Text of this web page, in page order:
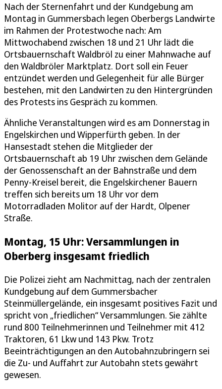
Nach der Sternenfahrt und der Kundgebung am
Montag in Gummersbach legen Oberbergs Landwirte
im Rahmen der Protestwoche nach: Am
Mittwochabend zwischen 18 und 21 Uhr lädt die
Ortsbauernschaft Waldbröl zu einer Mahnwache auf
den Waldbröler Marktplatz. Dort soll ein Feuer
entzündet werden und Gelegenheit für alle Bürger
bestehen, mit den Landwirten zu den Hintergründen
des Protests ins Gespräch zu kommen.
Ähnliche Veranstaltungen wird es am Donnerstag in
Engelskirchen und Wipperfürth geben. In der
Hansestadt stehen die Mitglieder der
Ortsbauernschaft ab 19 Uhr zwischen dem Gelände
der Genossenschaft an der Bahnstraße und dem
Penny-Kreisel bereit, die Engelskirchener Bauern
treffen sich bereits um 18 Uhr vor dem
Motorradladen Molitor auf der Hardt, Olpener
Straße.
Montag, 15 Uhr: Versammlungen in
Oberberg insgesamt friedlich
Die Polizei zieht am Nachmittag, nach der zentralen
Kundgebung auf dem Gummersbacher
Steinmüllergelände, ein insgesamt positives Fazit und
spricht von „friedlichen“ Versammlungen. Sie zählte
rund 800 Teilnehmerinnen und Teilnehmer mit 412
Traktoren, 61 Lkw und 143 Pkw. Trotz
Beeinträchtigungen an den Autobahnzubringern sei
die Zu- und Auffahrt zur Autobahn stets gewährt
gewesen.